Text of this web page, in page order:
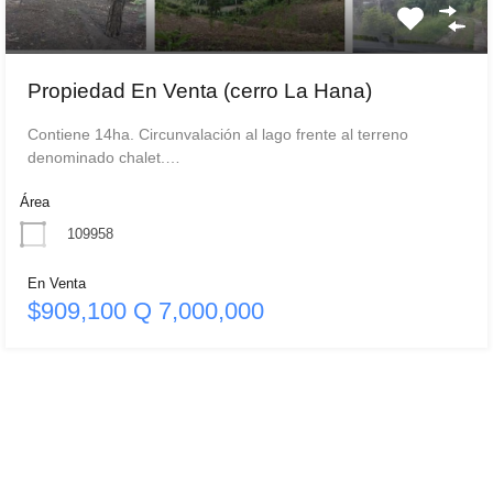
Propiedad En Venta (cerro La Hana)
Contiene 14ha. Circunvalación al lago frente al terreno
denominado chalet.…
Área
109958
En Venta
$909,100 Q 7,000,000